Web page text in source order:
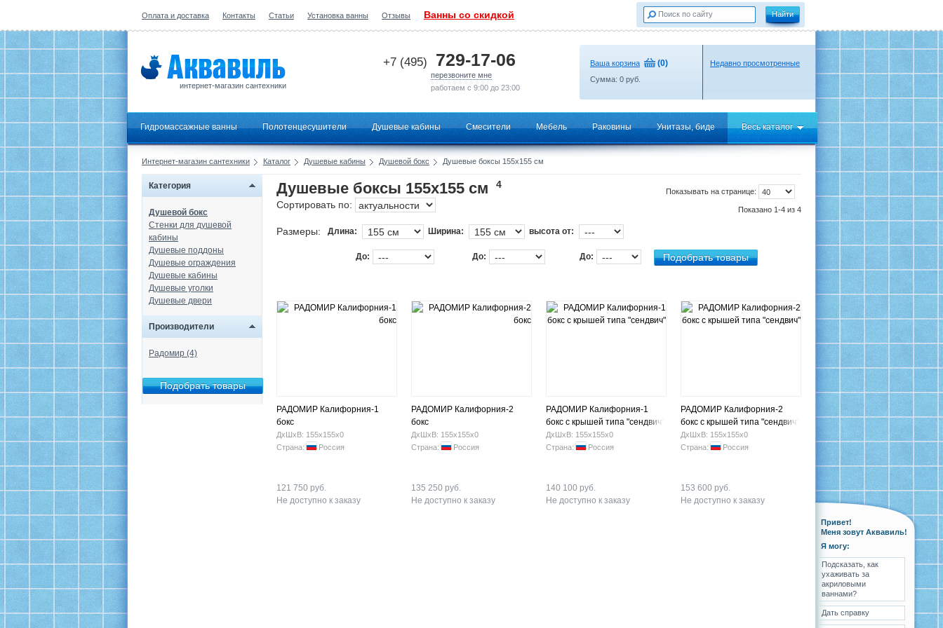
Оплата и доставка Контакты Статьи Установка ванны Отзывы Ванны со скидкой
интернет-магазин сантехники
+7 (495) 729-17-06
перезвоните мне
работаем с 9:00 до 23:00
Ваша корзина (0)
Сумма: 0 руб.
Недавно просмотренные
Гидромассажные ванны Полотенцесушители Душевые кабины Смесители Мебель Раковины Унитазы, биде Весь каталог
Интернет-магазин сантехники Каталог Душевые кабины Душевой бокс Душевые боксы 155х155 см
Категория
Душевой бокс
Стенки для душевой
кабины
Душевые поддоны
Душевые ограждения
Душевые кабины
Душевые уголки
Душевые двери
Производители
Радомир (4)
Показывать на странице:
Показано 1-4 из 4
Душевые боксы 155х155 см
4
Сортировать по:
Размеры: Длина: Ширина: высота от:
До: До: До:
РАДОМИР Калифорния-1
бокс
ДхШхВ: 155х155х0
Страна:
Россия
121 750 руб.
Не доступно к заказу
РАДОМИР Калифорния-2
бокс
ДхШхВ: 155х155х0
Страна:
Россия
135 250 руб.
Не доступно к заказу
РАДОМИР Калифорния-1
бокс с крышей типа "сендвич"
ДхШхВ: 155х155х0
Страна:
Россия
140 100 руб.
Не доступно к заказу
РАДОМИР Калифорния-2
бокс с крышей типа "сендвич"
ДхШхВ: 155х155х0
Страна:
Россия
153 600 руб.
Не доступно к заказу
Привет!
Меня зовут Аквавиль!
Я могу:
Подсказать, как
ухаживать за
акриловыми
ваннами?
Дать справку